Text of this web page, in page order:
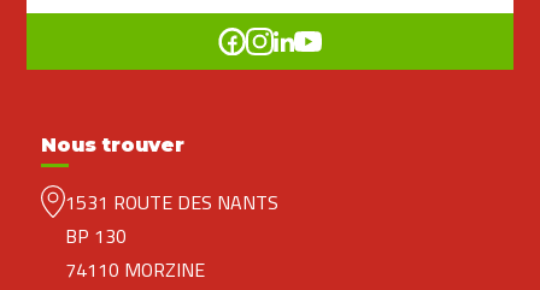
Nous trouver
1531 ROUTE DES NANTS
BP 130
74110 MORZINE